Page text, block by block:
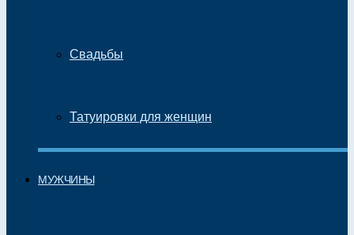
Свадьбы
Татуировки для женщин
МУЖЧИНЫ